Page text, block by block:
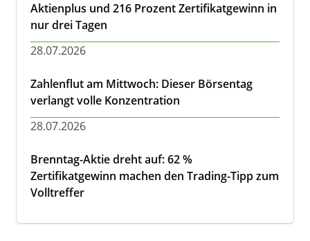
Aktienplus und 216 Prozent Zertifikatgewinn in
nur drei Tagen
28.07.2026
Zahlenflut am Mittwoch: Dieser Börsentag
verlangt volle Konzentration
28.07.2026
Brenntag-Aktie dreht auf: 62 %
Zertifikatgewinn machen den Trading-Tipp zum
Volltreffer